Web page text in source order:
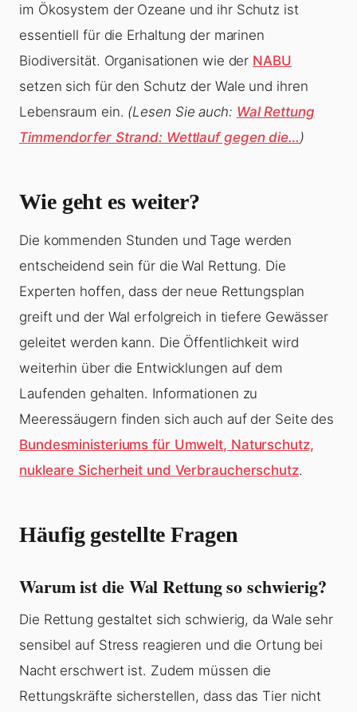
im Ökosystem der Ozeane und ihr Schutz ist
essentiell für die Erhaltung der marinen
Biodiversität. Organisationen wie der NABU
setzen sich für den Schutz der Wale und ihren
Lebensraum ein. (Lesen Sie auch: Wal Rettung
Timmendorfer Strand: Wettlauf gegen die… )
Wie geht es weiter?
Die kommenden Stunden und Tage werden
entscheidend sein für die Wal Rettung. Die
Experten hoffen, dass der neue Rettungsplan
greift und der Wal erfolgreich in tiefere Gewässer
geleitet werden kann. Die Öffentlichkeit wird
weiterhin über die Entwicklungen auf dem
Laufenden gehalten. Informationen zu
Meeressäugern finden sich auch auf der Seite des
Bundesministeriums für Umwelt, Naturschutz,
nukleare Sicherheit und Verbraucherschutz.
Häufig gestellte Fragen
Warum ist die Wal Rettung so schwierig?
Die Rettung gestaltet sich schwierig, da Wale sehr
sensibel auf Stress reagieren und die Ortung bei
Nacht erschwert ist. Zudem müssen die
Rettungskräfte sicherstellen, dass das Tier nicht